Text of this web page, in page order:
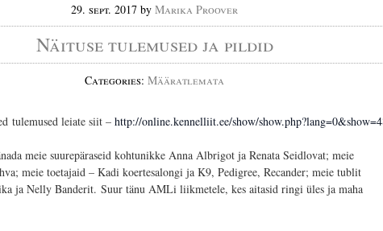
29. sept. 2017 by Marika Proover
Näituse tulemused ja pildid
Categories: Määratlemata
tulemused leiate siit – http://online.kennelliit.ee/show/
meie suurepäraseid kohtunikke Anna Albrigot ja Renata Seidlovat; meie
meie toetajaid – Kadi koertesalongi ja K9, Pedigree, Recander; meie tublit
ja Nelly Banderit. Suur tänu AMLi liikmetele, kes aitasid ringi üles ja maha